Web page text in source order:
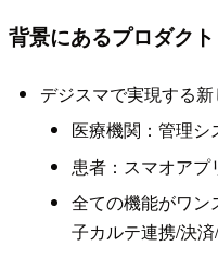
背景にあるプロダク
デジスマで実現する
医療機関：管理シ
患者：スマオアプ
全ての機能がワン
子カルテ連携/決